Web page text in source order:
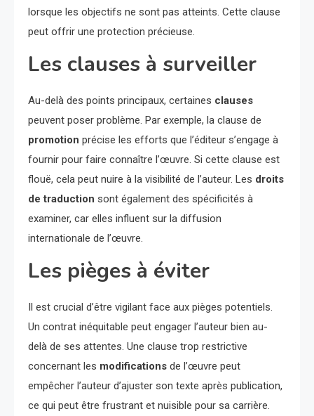
lorsque les objectifs ne sont pas atteints. Cette clause
peut offrir une protection précieuse.
Les clauses à surveiller
Au-delà des points principaux, certaines clauses
peuvent poser problème. Par exemple, la clause de
promotion précise les efforts que l’éditeur s’engage à
fournir pour faire connaître l’œuvre. Si cette clause est
flouë, cela peut nuire à la visibilité de l’auteur. Les droits
de traduction sont également des spécificités à
examiner, car elles influent sur la diffusion
internationale de l’œuvre.
Les pièges à éviter
Il est crucial d’être vigilant face aux pièges potentiels.
Un contrat inéquitable peut engager l’auteur bien au-
delà de ses attentes. Une clause trop restrictive
concernant les modifications de l’œuvre peut
empêcher l’auteur d’ajuster son texte après publication,
ce qui peut être frustrant et nuisible pour sa carrière.